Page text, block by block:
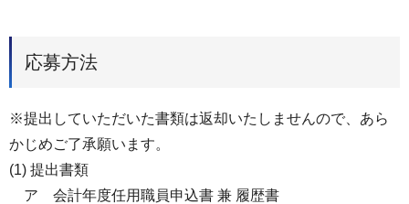
応募方法
※提出していただいた書類は返却いたしませんので、あら
かじめご了承願います。
(1) 提出書類
ア 会計年度任用職員申込書 兼 履歴書